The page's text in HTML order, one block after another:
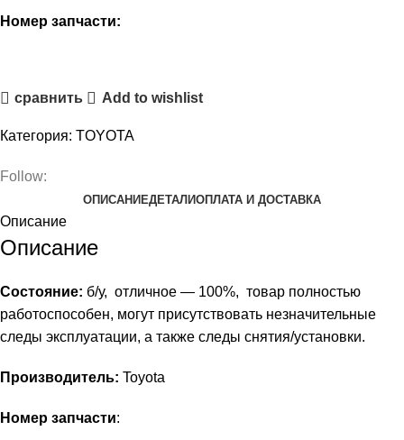
Номер запчасти:
сравнить Add to wishlist
Категория: TOYOTA
Follow:
ОПИСАНИЕДЕТАЛИОПЛАТА И ДОСТАВКА
Описание
Описание
Состояние: б/у, отличное — 100%, товар полностью
работоспособен, могут присутствовать незначительные
следы эксплуатации, а также следы снятия/установки.
Производитель: Toyota
Номер запчасти: